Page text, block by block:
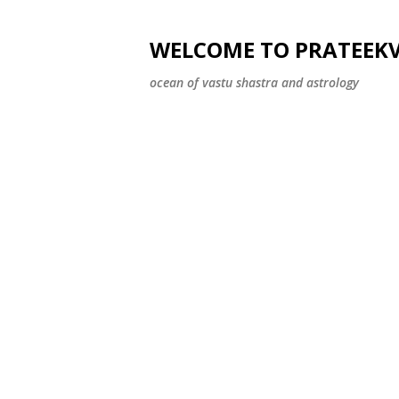
WELCOME TO
ocean of vastu shastra and astrology